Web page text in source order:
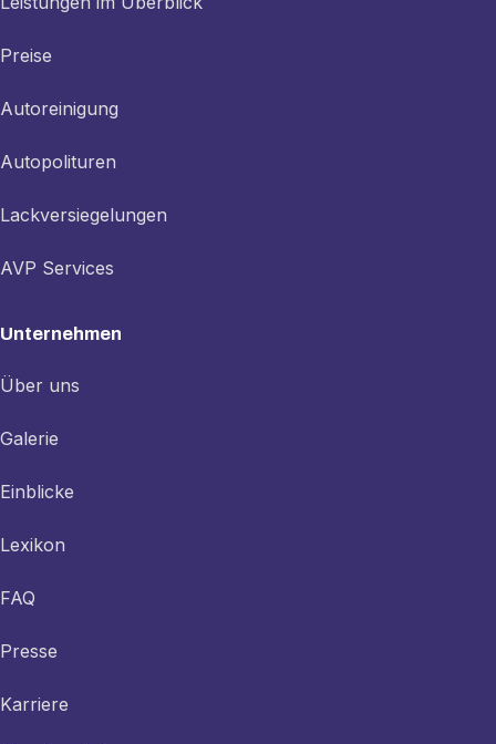
Preise
Autoreinigung
Autopolituren
Lackversiegelungen
AVP Services
Unternehmen
Über uns
Galerie
Einblicke
Lexikon
FAQ
Presse
Karriere